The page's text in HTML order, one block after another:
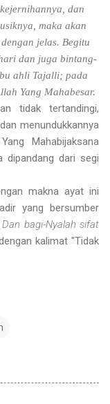
dan
maka akan
jelas. Begitu
dan juga bintang-
ahli Tajalli; pada
Yang Mahabesar.
tidak tertandingi,
menundukkannya
Mahabijaksana
dipandang dari segi
makna ayat ini
yang bersumber
Dan bagi-Nyalah sifat
kalimat "Tidak